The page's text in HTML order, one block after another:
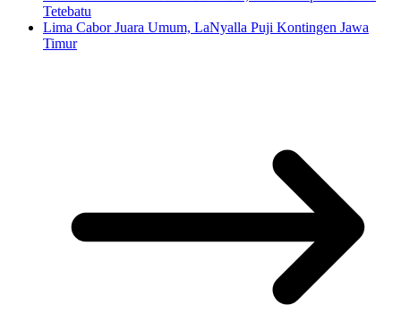
Tetebatu
Lima Cabor Juara Umum, LaNyalla Puji Kontingen Jawa
Timur